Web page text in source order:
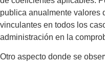
publica anualmente valores
vinculantes en todos los
administración en la
Otro aspecto donde se